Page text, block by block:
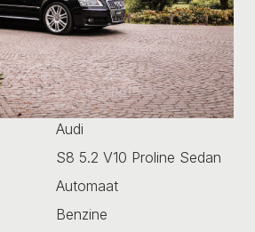
Audi
S8 5.2 V10 Proline Sedan
Automaat
Benzine